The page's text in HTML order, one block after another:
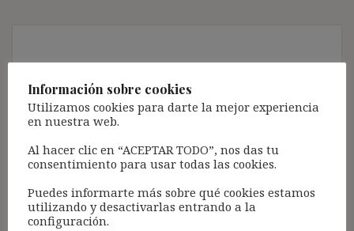
Extinción por mutuo
disenso
El propósito de este blog es compartir
La proliferación de empresas que utilizan la
Inteligencia Artificial Generativa (IAG) con
Información sobre cookies
Utilizamos cookies para darte la mejor experiencia
en nuestra web.
Al hacer clic en “ACEPTAR TODO”, nos das tu
consentimiento para usar todas las cookies.
Puedes informarte más sobre qué cookies estamos
utilizando y desactivarlas entrando a la
configuración.